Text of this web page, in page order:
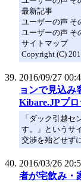
最新記事
ユーザーの声 そ
ユーザーの声 そ
サイトマップ
Copyright (C)
2016/09/27
ョンで見込み
Kibare.JPプロ
「ダック引越セ
す。」というサ
交渉を殆どせず
2016/03/26
者が宅飲み・